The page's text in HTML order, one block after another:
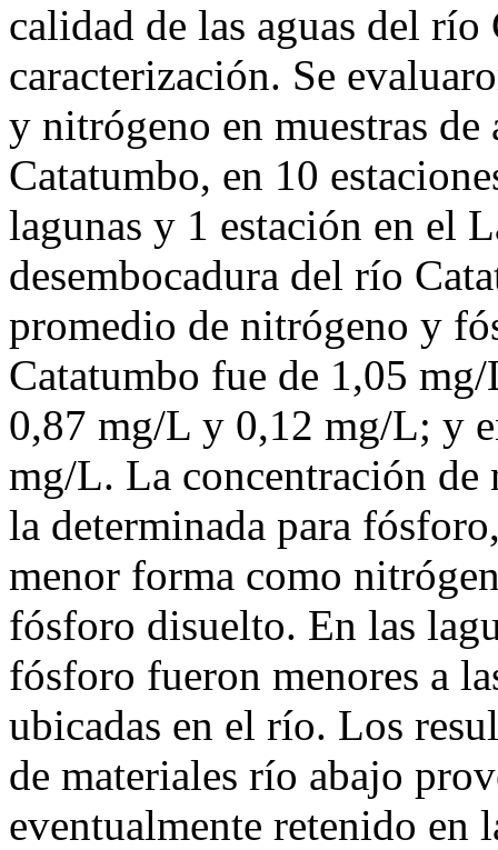
calidad de las aguas del río
caracterización. Se
y nitrógeno en muestras
Catatumbo, en 10
lagunas y 1 estación en el
desembocadura del río
promedio de nitrógeno y
Catatumbo fue de 1,05
0,87 mg/L y 0,12 mg/L; y
mg/L. La concentración de
la determinada para
menor forma como
fósforo disuelto. En las
fósforo fueron menores a
ubicadas en el río. Los
de materiales río abajo
eventualmente retenido en